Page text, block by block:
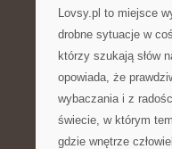
Lovsy.pl to miejsce
drobne sytuacje w
którzy szukają słów
opowiada, że
wybaczania i z
świecie, w którym
gdzie wnętrze